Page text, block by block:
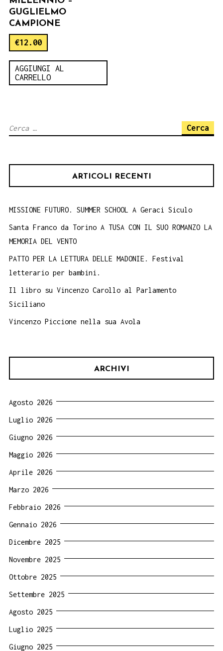
GUGLIELMO
CAMPIONE
€12.00
AGGIUNGI AL
CARRELLO
Ricerca
ARTICOLI RECENTI
MISSIONE FUTURO. SUMMER SCHOOL A Geraci Siculo
Santa Franco da Torino A TUSA CON IL SUO ROMANZO LA
MEMORIA DEL VENTO
PATTO PER LA LETTURA DELLE MADONIE. Festival
letterario per bambini.
Il libro su Vincenzo Carollo al Parlamento
Siciliano
Vincenzo Piccione nella sua Avola
ARCHIVI
Agosto 2026
Luglio 2026
Giugno 2026
Maggio 2026
Aprile 2026
Marzo 2026
Febbraio 2026
Gennaio 2026
Dicembre 2025
Novembre 2025
Ottobre 2025
Settembre 2025
Agosto 2025
Luglio 2025
Giugno 2025